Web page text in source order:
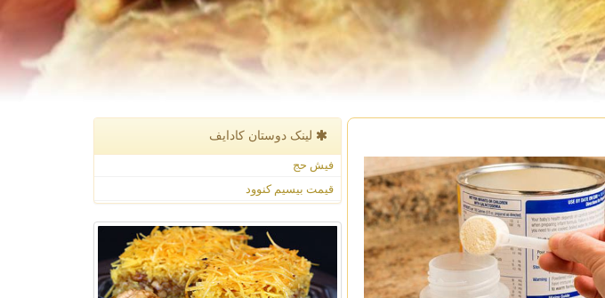
لینک دوستان كادایف
فیش حج
قیمت بیسیم کنوود